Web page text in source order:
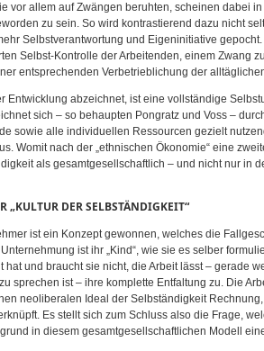
vor allem auf Zwängen beruhten, scheinen dabei
zu sein. So wird kontrastierend dazu nicht
Selbstverantwortung und Eigeninitiative
Selbst-Kontrolle der Arbeitenden, einem Zwang
entsprechenden Verbetrieblichung der
Entwicklung abzeichnet, ist eine vollständige
sich – so behaupten Pongratz und Voss –
sowie alle individuellen Ressourcen gezielt
Womit nach der „ethnischen Ökonomie“ eine
als gesamtgesellschaftlich – und nicht nur in
„KULTUR DER SELBSTÄNDIGKEIT“
ist ein Konzept gewonnen, welches die
ist ihr „Kind“, wie sie es selber
hat und braucht sie nicht, die Arbeit lässt – gerade
sprechen ist – ihre komplette Entfaltung zu. Die
neoliberalen Ideal der Selbständigkeit
Es stellt sich zum Schluss also die Frage,
in diesem gesamtgesellschaftlichen Modell